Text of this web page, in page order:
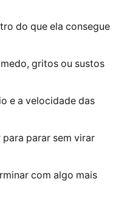
do que ela consegue
gritos ou sustos
e a velocidade das
para parar sem virar
com algo mais